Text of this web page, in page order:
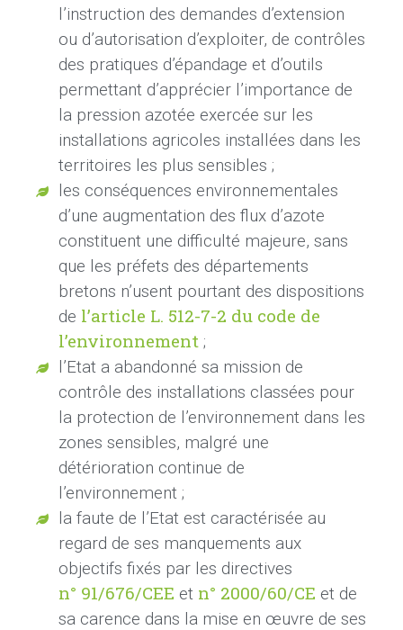
l’instruction des demandes d’extension
ou d’autorisation d’exploiter, de contrôles
des pratiques d’épandage et d’outils
permettant d’apprécier l’importance de
la pression azotée exercée sur les
installations agricoles installées dans les
territoires les plus sensibles ;
les conséquences environnementales
d’une augmentation des flux d’azote
constituent une difficulté majeure, sans
que les préfets des départements
bretons n’usent pourtant des dispositions
de l’article L. 512-7-2 du code de
l’environnement ;
l’Etat a abandonné sa mission de
contrôle des installations classées pour
la protection de l’environnement dans les
zones sensibles, malgré une
détérioration continue de
l’environnement ;
la faute de l’Etat est caractérisée au
regard de ses manquements aux
objectifs fixés par les directives
n° 91/676/CEE et n° 2000/60/CE et de
sa carence dans la mise en œuvre de ses